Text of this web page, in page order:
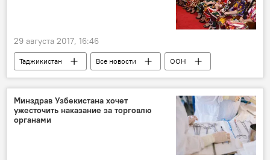
29 августа 2017, 16:46
Таджикистан Все новости ООН
Минздрав Узбекистана хочет
ужесточить наказание за торговлю
органами